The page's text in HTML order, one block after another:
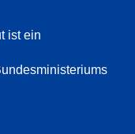
ist ein